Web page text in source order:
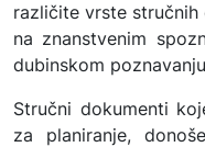
različite vrste
na znanstvenim
dubinskom
Stručni dokumenti
za planiranje,